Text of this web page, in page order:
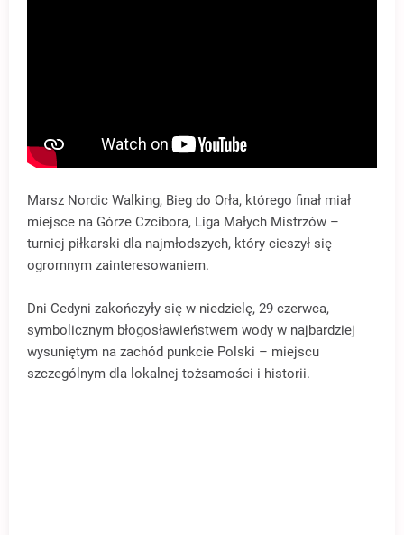
Marsz Nordic Walking, Bieg do Orła, którego finał miał
miejsce na Górze Czcibora, Liga Małych Mistrzów –
turniej piłkarski dla najmłodszych, który cieszył się
ogromnym zainteresowaniem.
Dni Cedyni zakończyły się w niedzielę, 29 czerwca,
symbolicznym błogosławieństwem wody w najbardziej
wysuniętym na zachód punkcie Polski – miejscu
szczególnym dla lokalnej tożsamości i historii.